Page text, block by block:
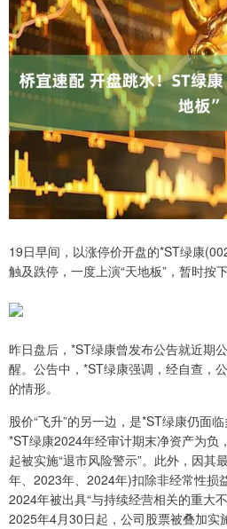
19日早间，以涨停价开盘的*ST绿康
触及跌停，一度上演“天地板”，暂时按
昨日盘后，*ST绿康曾发布公告就近期
醒。公告中，*ST绿康强调，经自查，
的情形。
股价“飞升”的另一边，是*ST绿康仍面
*ST绿康2024年经审计期末净资产为负
起被实施“退市风险警示”。此外，因其
年、2023年、2024年)扣除非经常性损
2024年被出具“与持续经营相关的重大
2025年4月30日起，公司股票被叠加实